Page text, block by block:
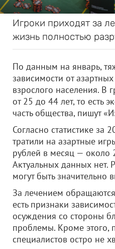
Игроки приходят за
жизнь полностью
По данным на январь,
зависимости от
взрослого населения. В
от 25 до 44 лет, то есть
часть общества, пишут
Согласно статистике за
тратили на азартные
рублей в месяц — около
Актуальных данных нет.
могут быть значительно
За лечением
есть признаки
осуждения со стороны
проблемы. Кроме этого,
специалистов остро не